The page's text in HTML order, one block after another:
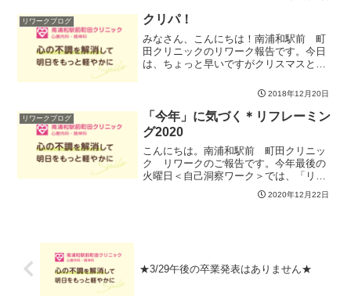
アップや太ももの引き締め・下半身の安
定・負傷のリスクを下げる...
リワークブログ クリパ！
みなさん、こんにちは！南浦和駅前 町
田クリニックのリワーク報告です。今日
は、ちょっと早いですがクリスマスとい
い、午後は好きな音楽を紹介してみんな
で聞いて楽しく過ごすということをしま
した。食べあわせとは、例...
2018年12月20日
リワークブログ
「今年」に気づく＊リフレーミン
グ2020
こんにちは。南浦和駅前 町田クリニッ
ク リワークのご報告です。今年最後の
火曜日＜自己洞察ワーク＞では、「リフ
レーミング2020」と題して今年を振り返
ってみました。「リフレーミング」とは
2020年12月22日
★3/29午後の卒業発表はありません★